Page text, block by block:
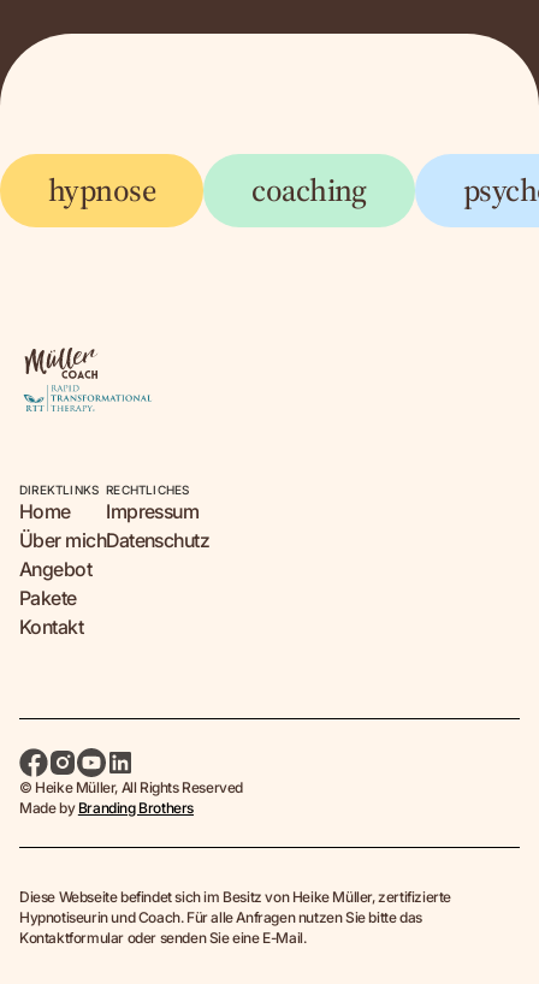
hypnose coaching
DIREKTLINKS
Home
Über mich
Angebot
Pakete
Kontakt
RECHTLICHES
Impressum
Datenschutz
© Heike Müller, All Rights Reserved
Made by Branding Brothers
Diese Webseite befindet sich im Besitz von Heike Müller, zertifizierte
Hypnotiseurin und Coach. Für alle Anfragen nutzen Sie bitte das
Kontaktformular oder senden Sie eine E-Mail.